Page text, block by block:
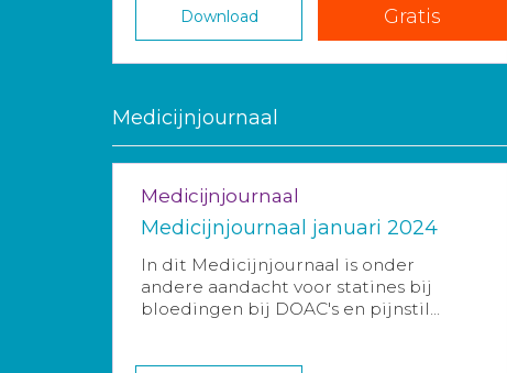
Download Gratis
Medicijnjournaal
Medicijnjournaal
Medicijnjournaal januari 2024
In dit Medicijnjournaal is onder
andere aandacht voor statines bij
bloedingen bij DOAC's en pijnstil...